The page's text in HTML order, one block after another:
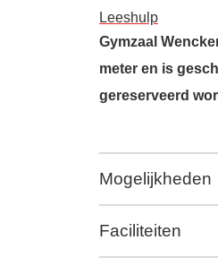
Leeshulp
Gymzaal
meter en is
gereserveerd
Mogelijkheden
Faciliteiten